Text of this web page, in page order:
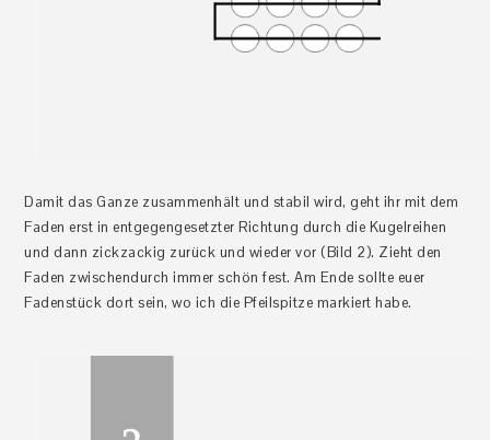
Damit das Ganze zusammenhält und stabil wird, geht ihr mit dem
Faden erst in entgegengesetzter Richtung durch die Kugelreihen
und dann zickzackig zurück und wieder vor (Bild 2). Zieht den
Faden zwischendurch immer schön fest. Am Ende sollte euer
Fadenstück dort sein, wo ich die Pfeilspitze markiert habe.